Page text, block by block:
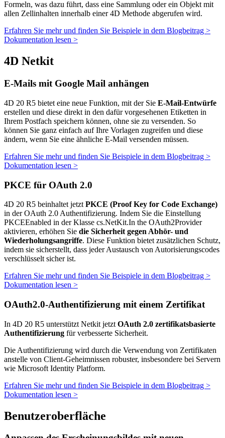
Formeln, was dazu führt, dass eine Sammlung oder ein Objekt mit
allen Zellinhalten innerhalb einer 4D Methode abgerufen wird.
Erfahren Sie mehr und finden Sie Beispiele in dem Blogbeitrag >
Dokumentation lesen >
4D Netkit
E-Mails mit Google Mail anhängen
4D 20 R5 bietet eine neue Funktion, mit der Sie E-Mail-Entwürfe
erstellen und diese direkt in den dafür vorgesehenen Etiketten in
Ihrem Postfach speichern können, ohne sie zu versenden. So
können Sie ganz einfach auf Ihre Vorlagen zugreifen und diese
ändern, wenn Sie eine ähnliche E-Mail versenden müssen.
Erfahren Sie mehr und finden Sie Beispiele in dem Blogbeitrag >
Dokumentation lesen >
PKCE für OAuth 2.0
4D 20 R5 beinhaltet jetzt PKCE (Proof Key for Code Exchange)
in der OAuth 2.0 Authentifizierung. Indem Sie die Einstellung
PKCEEnabled in der Klasse cs.NetKit.In the OAuth2Provider
aktivieren, erhöhen Sie die Sicherheit gegen Abhör- und
Wiederholungsangriffe. Diese Funktion bietet zusätzlichen Schutz,
indem sie sicherstellt, dass jeder Austausch von Autorisierungscodes
verschlüsselt sicher ist.
Erfahren Sie mehr und finden Sie Beispiele in dem Blogbeitrag >
Dokumentation lesen >
OAuth2.0-Authentifizierung mit einem Zertifikat
In 4D 20 R5 unterstützt Netkit jetzt OAuth 2.0 zertifikatsbasierte
Authentifizierung für verbesserte Sicherheit.
Die Authentifizierung wird durch die Verwendung von Zertifikaten
anstelle von Client-Geheimnissen robuster, insbesondere bei Servern
wie Microsoft Identity Platform.
Erfahren Sie mehr und finden Sie Beispiele in dem Blogbeitrag >
Dokumentation lesen >
Benutzeroberfläche